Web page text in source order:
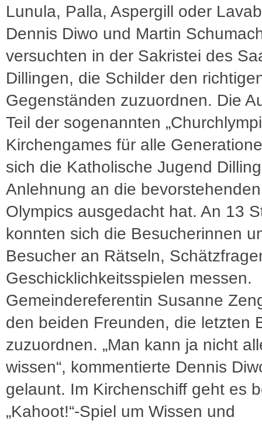
Lunula, Palla, Aspergill oder
Dennis Diwo und Martin
versuchten in der Sakristei des
Dillingen, die Schilder den
Gegenständen zuzuordnen. Die
Teil der sogenannten
Kirchengames für alle
sich die Katholische Jugend
Anlehnung an die
Olympics ausgedacht hat. An 13
konnten sich die Besucherinnen
Besucher an Rätseln,
Geschicklichkeitsspielen messen.
Gemeindereferentin Susanne
den beiden Freunden, die letzten
zuzuordnen. „Man kann ja nicht
wissen“, kommentierte Dennis
gelaunt. Im Kirchenschiff geht es
„Kahoot!“-Spiel um Wissen und